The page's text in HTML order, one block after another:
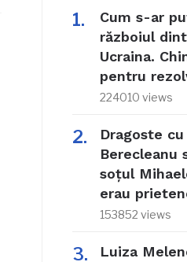
Cum s-ar
războiul
Ucraina.
pentru
224010 views
Dragoste
Berecleanu
soțul
erau
153852 views
Luiza